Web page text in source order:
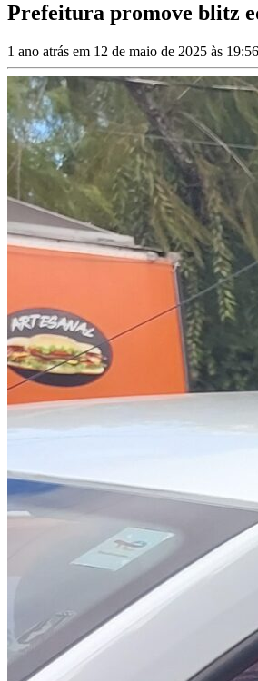
Prefeitura promove blitz
1 ano atrás em 12 de maio de 2025 às